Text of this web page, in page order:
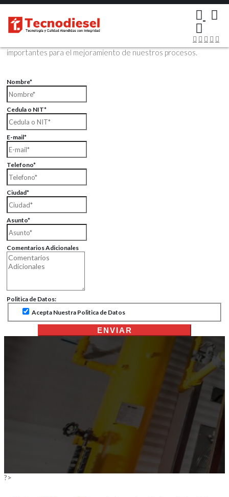
Contáctenos Vía Email
Envíenos sus datos con sus comentarios, sus opiniones son muy
importantes para el mejoramiento de nuestros procesos.
Nombre*
Cedula o NIT*
E-mail*
Telefono*
Ciudad*
Asunto*
Comentarios Adicionales
Politica de Datos:
Acepta Nuestra Politica de Datos
ENVIAR
?>